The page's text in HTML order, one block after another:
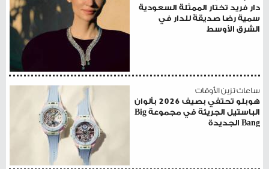
دار فريد تختار الممثلة السعودية
سمية رضا صديقةً للدار في
الشرق الأوسط
ساعات تزين الأوقات
هوبلو تحتفي بصيف 2026 بألوان
الباستيل الجريئة في مجموعة Big
Bang الجديدة